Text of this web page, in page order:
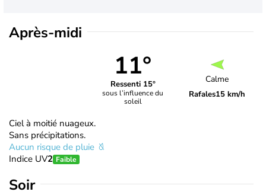
Après-midi
11°
Ressenti 15°
sous l’influence du
soleil
Calme
Rafales15 km/h
Ciel à moitié nuageux.
Sans précipitations.
Aucun risque de pluie
Indice UV2 Faible
Soir